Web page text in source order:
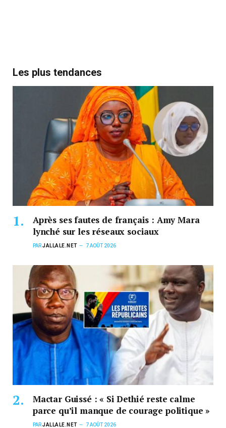
Les plus tendances
Après ses fautes de français : Amy Mara
lynché sur les réseaux sociaux
PARJALLALE.NET 7 AOÛT 2026
Mactar Guissé : « Si Dethié reste calme
parce qu’il manque de courage politique »
PARJALLALE.NET 7 AOÛT 2026